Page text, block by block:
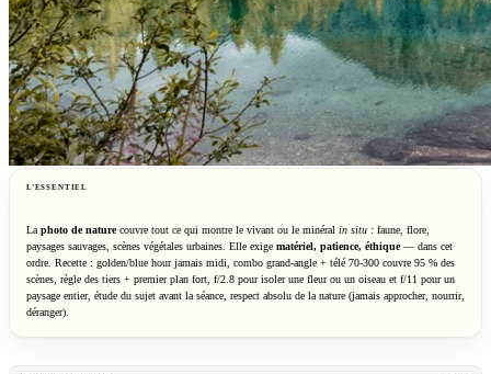
L’ESSENTIEL
La photo de naturecouvre tout ce qui montre le vivant ou le minéral in situ : faune, flore,
paysages sauvages, scènes végétales urbaines. Elle exige matériel, patience, éthique— dans cet
ordre. Recette : golden/blue hour jamais midi, combo grand-angle + télé 70-300 couvre 95 % des
scènes, règle des tiers + premier plan fort, f/2.8 pour isoler une fleur ou un oiseau et f/11 pour un
paysage entier, étude du sujet avant la séance, respect absolu de la nature (jamais approcher, nourrir,
déranger).